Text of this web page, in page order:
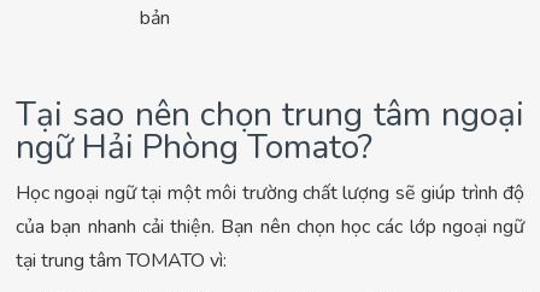
bản
Tại sao nên chọn trung tâm ngoại
ngữ Hải Phòng Tomato?
Học ngoại ngữ tại một môi trường chất lượng sẽ giúp trình độ
của bạn nhanh cải thiện. Bạn nên chọn học các lớp ngoại ngữ
tại trung tâm TOMATO vì: